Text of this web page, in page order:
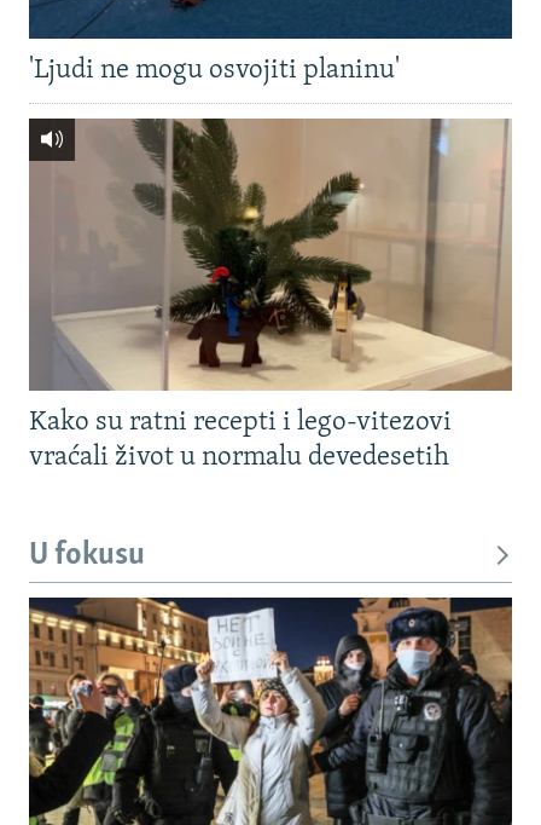
'Ljudi ne mogu osvojiti planinu'
Kako su ratni recepti i lego-vitezovi
vraćali život u normalu devedesetih
U fokusu